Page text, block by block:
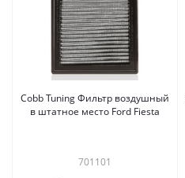
Cobb Tuning Фильтр воздушный
в штатное место Ford Fiesta
701101